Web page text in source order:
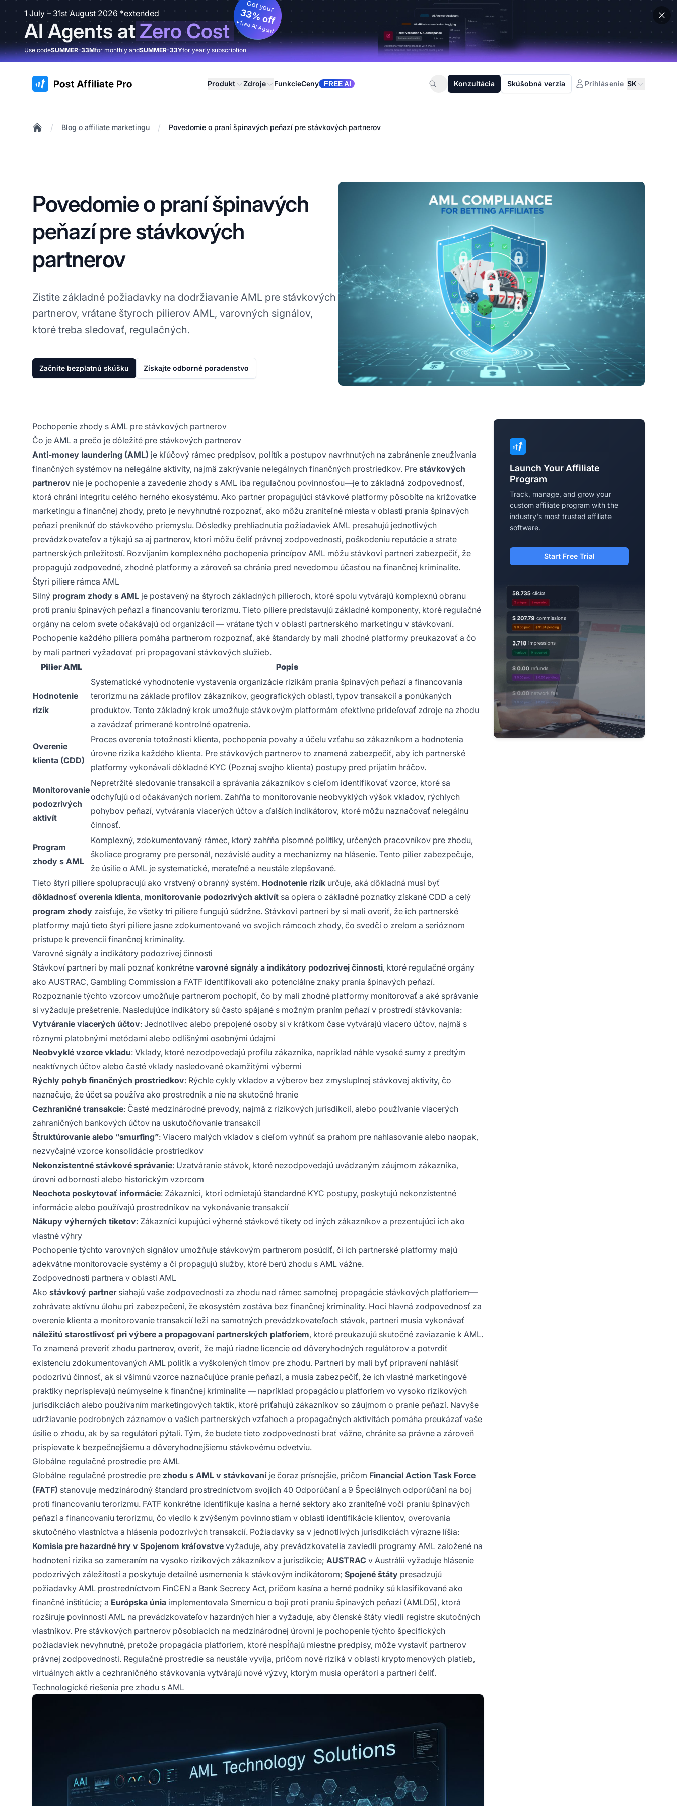
1 July – 31st August 2026 *extended
AI Agents atZero Cost
Get your
33% off
+ free AI Agent
Use codeSUMMER-33Mfor monthly andSUMMER-33Yfor yearly subscription
:site.title Produkt Zdroje FunkcieCeny FREE AI Konzultácia Skúšobná verzia Prihlásenie SK
/ Blog o affiliate marketingu / Povedomie o praní špinavých peňazí pre stávkových partnerov
Povedomie o praní špinavých
peňazí pre stávkových
partnerov
Zistite základné požiadavky na dodržiavanie AML pre stávkových
partnerov, vrátane štyroch pilierov AML, varovných signálov,
ktoré treba sledovať, regulačných.
Začnite bezplatnú skúšku Získajte odborné poradenstvo
Pochopenie zhody s AML pre stávkových partnerov
Čo je AML a prečo je dôležité pre stávkových partnerov
Anti-money laundering (AML) je kľúčový rámec predpisov, politík a postupov navrhnutých na zabránenie zneužívania
finančných systémov na nelegálne aktivity, najmä zakrývanie nelegálnych finančných prostriedkov. Pre stávkových
partnerov nie je pochopenie a zavedenie zhody s AML iba regulačnou povinnosťou—je to základná zodpovednosť,
ktorá chráni integritu celého herného ekosystému. Ako partner propagujúci stávkové platformy pôsobíte na križovatke
marketingu a finančnej zhody, preto je nevyhnutné rozpoznať, ako môžu zraniteľné miesta v oblasti prania špinavých
peňazí preniknúť do stávkového priemyslu. Dôsledky prehliadnutia požiadaviek AML presahujú jednotlivých
prevádzkovateľov a týkajú sa aj partnerov, ktorí môžu čeliť právnej zodpovednosti, poškodeniu reputácie a strate
partnerských príležitostí. Rozvíjaním komplexného pochopenia princípov AML môžu stávkoví partneri zabezpečiť, že
propagujú zodpovedné, zhodné platformy a zároveň sa chránia pred nevedomou účasťou na finančnej kriminalite.
Štyri piliere rámca AML
Silný program zhody s AML je postavený na štyroch základných pilieroch, ktoré spolu vytvárajú komplexnú obranu
proti praniu špinavých peňazí a financovaniu terorizmu. Tieto piliere predstavujú základné komponenty, ktoré regulačné
orgány na celom svete očakávajú od organizácií — vrátane tých v oblasti partnerského marketingu v stávkovaní.
Pochopenie každého piliera pomáha partnerom rozpoznať, aké štandardy by mali zhodné platformy preukazovať a čo
by mali partneri vyžadovať pri propagovaní stávkových služieb.
Pilier AML
Popis
Hodnotenie
rizík
Systematické vyhodnotenie vystavenia organizácie rizikám prania špinavých peňazí a financovania
terorizmu na základe profilov zákazníkov, geografických oblastí, typov transakcií a ponúkaných
produktov. Tento základný krok umožňuje stávkovým platformám efektívne prideľovať zdroje na zhodu
a zavádzať primerané kontrolné opatrenia.
Overenie
klienta (CDD)
Proces overenia totožnosti klienta, pochopenia povahy a účelu vzťahu so zákazníkom a hodnotenia
úrovne rizika každého klienta. Pre stávkových partnerov to znamená zabezpečiť, aby ich partnerské
platformy vykonávali dôkladné KYC (Poznaj svojho klienta) postupy pred prijatím hráčov.
Monitorovanie
podozrivých
aktivít
Nepretržité sledovanie transakcií a správania zákazníkov s cieľom identifikovať vzorce, ktoré sa
odchyľujú od očakávaných noriem. Zahŕňa to monitorovanie neobvyklých výšok vkladov, rýchlych
pohybov peňazí, vytvárania viacerých účtov a ďalších indikátorov, ktoré môžu naznačovať nelegálnu
činnosť.
Program
zhody s AML
Komplexný, zdokumentovaný rámec, ktorý zahŕňa písomné politiky, určených pracovníkov pre zhodu,
školiace programy pre personál, nezávislé audity a mechanizmy na hlásenie. Tento pilier zabezpečuje,
že úsilie o AML je systematické, merateľné a neustále zlepšované.
Tieto štyri piliere spolupracujú ako vrstvený obranný systém. Hodnotenie rizík určuje, aká dôkladná musí byť
dôkladnosť overenia klienta, monitorovanie podozrivých aktivít sa opiera o základné poznatky získané CDD a celý
program zhody zaisťuje, že všetky tri piliere fungujú súdržne. Stávkoví partneri by si mali overiť, že ich partnerské
platformy majú tieto štyri piliere jasne zdokumentované vo svojich rámcoch zhody, čo svedčí o zrelom a serióznom
prístupe k prevencii finančnej kriminality.
Varovné signály a indikátory podozrivej činnosti
Stávkoví partneri by mali poznať konkrétne varovné signály a indikátory podozrivej činnosti, ktoré regulačné orgány
ako AUSTRAC, Gambling Commission a FATF identifikovali ako potenciálne znaky prania špinavých peňazí.
Rozpoznanie týchto vzorcov umožňuje partnerom pochopiť, čo by mali zhodné platformy monitorovať a aké správanie
si vyžaduje prešetrenie. Nasledujúce indikátory sú často spájané s možným praním peňazí v prostredí stávkovania:
Vytváranie viacerých účtov: Jednotlivec alebo prepojené osoby si v krátkom čase vytvárajú viacero účtov, najmä s
rôznymi platobnými metódami alebo odlišnými osobnými údajmi
Neobvyklé vzorce vkladu: Vklady, ktoré nezodpovedajú profilu zákazníka, napríklad náhle vysoké sumy z predtým
neaktívnych účtov alebo časté vklady nasledované okamžitými výbermi
Rýchly pohyb finančných prostriedkov: Rýchle cykly vkladov a výberov bez zmysluplnej stávkovej aktivity, čo
naznačuje, že účet sa používa ako prostredník a nie na skutočné hranie
Cezhraničné transakcie: Časté medzinárodné prevody, najmä z rizikových jurisdikcií, alebo používanie viacerých
zahraničných bankových účtov na uskutočňovanie transakcií
Štruktúrovanie alebo “smurfing”: Viacero malých vkladov s cieľom vyhnúť sa prahom pre nahlasovanie alebo naopak,
nezvyčajné vzorce konsolidácie prostriedkov
Nekonzistentné stávkové správanie: Uzatváranie stávok, ktoré nezodpovedajú uvádzaným záujmom zákazníka,
úrovni odbornosti alebo historickým vzorcom
Neochota poskytovať informácie: Zákazníci, ktorí odmietajú štandardné KYC postupy, poskytujú nekonzistentné
informácie alebo používajú prostredníkov na vykonávanie transakcií
Nákupy výherných tiketov: Zákazníci kupujúci výherné stávkové tikety od iných zákazníkov a prezentujúci ich ako
vlastné výhry
Pochopenie týchto varovných signálov umožňuje stávkovým partnerom posúdiť, či ich partnerské platformy majú
adekvátne monitorovacie systémy a či propagujú služby, ktoré berú zhodu s AML vážne.
Zodpovednosti partnera v oblasti AML
Ako stávkový partnersiahajú vaše zodpovednosti za zhodu nad rámec samotnej propagácie stávkových platforiem—
zohrávate aktívnu úlohu pri zabezpečení, že ekosystém zostáva bez finančnej kriminality. Hoci hlavná zodpovednosť za
overenie klienta a monitorovanie transakcií leží na samotných prevádzkovateľoch stávok, partneri musia vykonávať
náležitú starostlivosť pri výbere a propagovaní partnerských platforiem, ktoré preukazujú skutočné zaviazanie k AML.
To znamená preveriť zhodu partnerov, overiť, že majú riadne licencie od dôveryhodných regulátorov a potvrdiť
existenciu zdokumentovaných AML politík a vyškolených tímov pre zhodu. Partneri by mali byť pripravení nahlásiť
podozrivú činnosť, ak si všimnú vzorce naznačujúce pranie peňazí, a musia zabezpečiť, že ich vlastné marketingové
praktiky neprispievajú neúmyselne k finančnej kriminalite — napríklad propagáciou platforiem vo vysoko rizikových
jurisdikciách alebo používaním marketingových taktík, ktoré priťahujú zákazníkov so záujmom o pranie peňazí. Navyše
udržiavanie podrobných záznamov o vašich partnerských vzťahoch a propagačných aktivitách pomáha preukázať vaše
úsilie o zhodu, ak by sa regulátori pýtali. Tým, že budete tieto zodpovednosti brať vážne, chránite sa právne a zároveň
prispievate k bezpečnejšiemu a dôveryhodnejšiemu stávkovému odvetviu.
Globálne regulačné prostredie pre AML
Globálne regulačné prostredie pre zhodu s AML v stávkovaníje čoraz prísnejšie, pričom Financial Action Task Force
(FATF) stanovuje medzinárodný štandard prostredníctvom svojich 40 Odporúčaní a 9 Špeciálnych odporúčaní na boj
proti financovaniu terorizmu. FATF konkrétne identifikuje kasína a herné sektory ako zraniteľné voči praniu špinavých
peňazí a financovaniu terorizmu, čo viedlo k zvýšeným povinnostiam v oblasti identifikácie klientov, overovania
skutočného vlastníctva a hlásenia podozrivých transakcií. Požiadavky sa v jednotlivých jurisdikciách výrazne líšia:
Komisia pre hazardné hry v Spojenom kráľovstve vyžaduje, aby prevádzkovatelia zaviedli programy AML založené na
hodnotení rizika so zameraním na vysoko rizikových zákazníkov a jurisdikcie; AUSTRAC v Austrálii vyžaduje hlásenie
podozrivých záležitostí a poskytuje detailné usmernenia k stávkovým indikátorom; Spojené štáty presadzujú
požiadavky AML prostredníctvom FinCEN a Bank Secrecy Act, pričom kasína a herné podniky sú klasifikované ako
finančné inštitúcie; a Európska únia implementovala Smernicu o boji proti praniu špinavých peňazí (AMLD5), ktorá
rozširuje povinnosti AML na prevádzkovateľov hazardných hier a vyžaduje, aby členské štáty viedli registre skutočných
vlastníkov. Pre stávkových partnerov pôsobiacich na medzinárodnej úrovni je pochopenie týchto špecifických
požiadaviek nevyhnutné, pretože propagácia platforiem, ktoré nespĺňajú miestne predpisy, môže vystaviť partnerov
právnej zodpovednosti. Regulačné prostredie sa neustále vyvíja, pričom nové riziká v oblasti kryptomenových platieb,
virtuálnych aktív a cezhraničného stávkovania vytvárajú nové výzvy, ktorým musia operátori a partneri čeliť.
Technologické riešenia pre zhodu s AML
Launch Your Affiliate
Program
Track, manage, and grow your
custom affiliate program with the
industry's most trusted affiliate
software.
Start Free Trial